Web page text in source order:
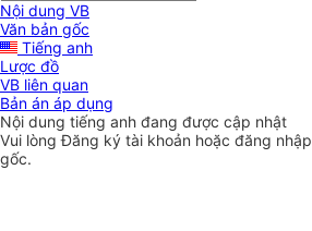
Nội dung VB
Văn bản gốc
Tiếng anh
Lược đồ
VB liên quan
Bản án áp dụng
Nội dung tiếng anh đang được cập nhật
Vui lòngĐăng ký tài khoản hoặc đăng nhập
gốc.